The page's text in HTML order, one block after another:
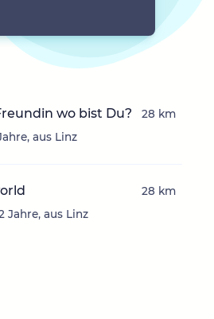
wo bist Du?
aus Linz
28 km
Jahre, aus Linz
28 km